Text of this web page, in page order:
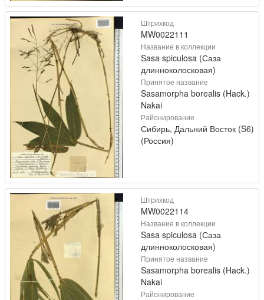
Штрихкод
MW0022111
Название в коллекции
Sasa spiculosa (Саза
длинноколосковая)
Принятое название
Sasamorpha borealis (Hack.)
Nakai
Районирование
Сибирь, Дальний Восток (S6)
(Россия)
Штрихкод
MW0022114
Название в коллекции
Sasa spiculosa (Саза
длинноколосковая)
Принятое название
Sasamorpha borealis (Hack.)
Nakai
Районирование